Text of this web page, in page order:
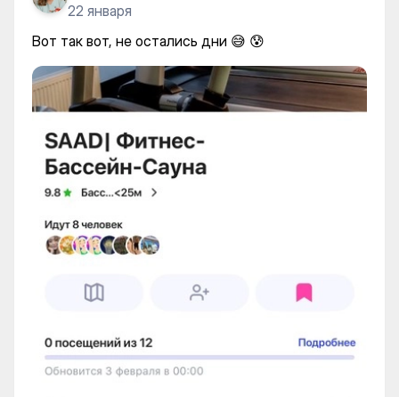
22 января
Вот так вот, не остались дни 😅 😰